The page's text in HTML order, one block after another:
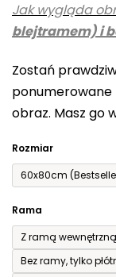
Jak wygląda
blejtramem) i
Zostań
ponumerowane
obraz. Masz go
Rozmiar
60x80cm
Rama
Z ramą
Bez ramy, tylko
produktu
wynosi
na
5